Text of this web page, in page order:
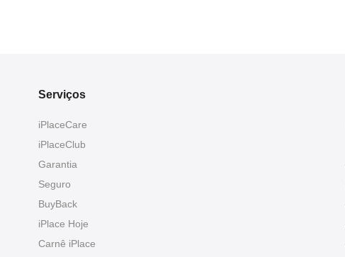
Serviços
iPlaceCare
iPlaceClub
Garantia
Seguro
BuyBack
iPlace Hoje
Carnê iPlace